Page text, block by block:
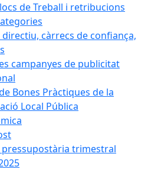
de Treball i retribucions
directiu, càrrecs de confiança,
campanyes de publicitat
Bones Pràctiques de la
Local Pública
pressupostària trimestral